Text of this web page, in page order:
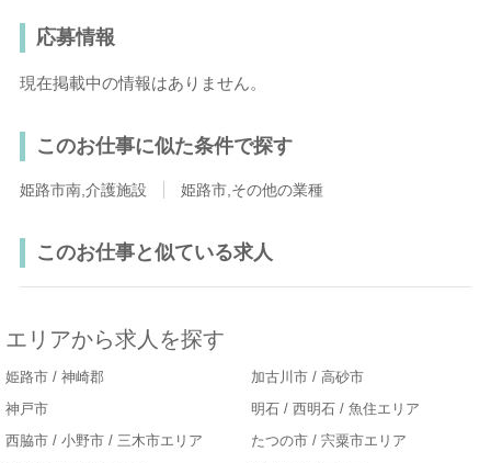
応募情報
現在掲載中の情報はありません。
このお仕事に似た条件で探す
姫路市南,介護施設 姫路市,その他の業種
このお仕事と似ている求人
エリアから求人を探す
姫路市 / 神崎郡
加古川市 / 高砂市
神戸市
明石 / 西明石 / 魚住エリア
西脇市 / 小野市 / 三木市エリア
たつの市 / 宍粟市エリア